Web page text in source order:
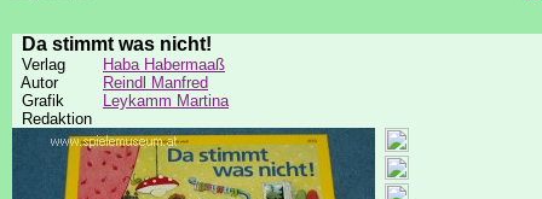
Da stimmt was nicht!
Verlag
Haba Habermaaß
Autor
Reindl Manfred
Grafik
Leykamm Martina
Redaktion